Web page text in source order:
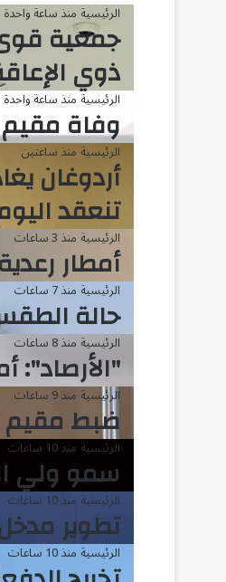
الرئيسية منذ ساعة واحدة
جمعية قوى
ذوي
الرئيسيةمنذ ساعة واحدة
وفاة مقيم
الرئيسية منذ ساعتين
أردوغان
تنعقد
الرئيسية منذ 3 ساعات
أمطار
الرئيسية منذ 7 ساعات
حالة
الرئيسية منذ 8 ساعات
"الأرصاد":
الرئيسية منذ 9 ساعات
ضبط مقيم نقل 10 مخالفين لأمن
الرئيسية منذ 10 ساعات
سمو ولي
الرئيسية منذ 10 ساعات
تطوير
الرئيسية منذ 10 ساعات